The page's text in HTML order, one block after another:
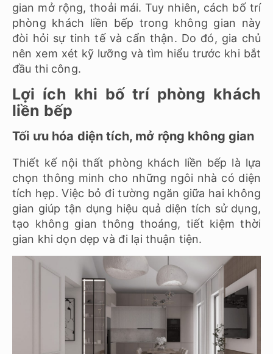
gian mở rộng, thoải mái. Tuy nhiên, cách bố trí
phòng khách liền bếp trong không gian này
đòi hỏi sự tinh tế và cẩn thận. Do đó, gia chủ
nên xem xét kỹ lưỡng và tìm hiểu trước khi bắt
đầu thi công.
Lợi ích khi bố trí phòng khách
liền bếp
Tối ưu hóa diện tích, mở rộng không gian
Thiết kế nội thất phòng khách liền bếp là lựa
chọn thông minh cho những ngôi nhà có diện
tích hẹp. Việc bỏ đi tường ngăn giữa hai không
gian giúp tận dụng hiệu quả diện tích sử dụng,
tạo không gian thông thoáng, tiết kiệm thời
gian khi dọn dẹp và đi lại thuận tiện.